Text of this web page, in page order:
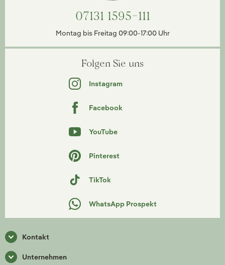
07131 1595-111
Montag bis Freitag 09:00-17:00 Uhr
Folgen Sie uns
Instagram
Facebook
YouTube
Pinterest
TikTok
WhatsApp Prospekt
Kontakt
Unternehmen